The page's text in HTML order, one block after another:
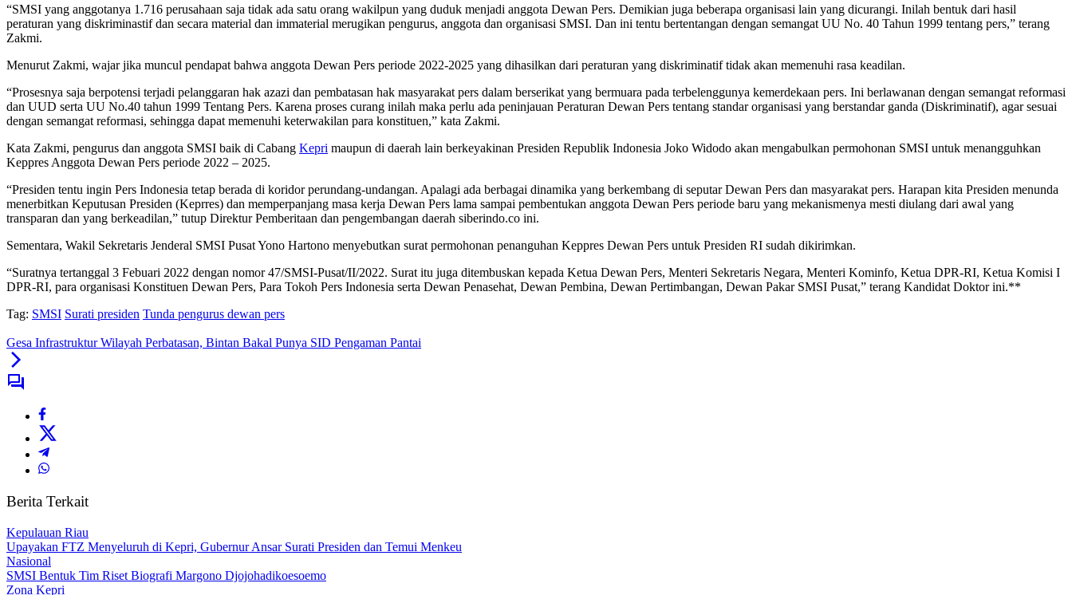
“SMSI yang anggotanya 1.716 perusahaan saja tidak ada satu orang wakilpun yang duduk menjadi anggota Dewan Pers. Demikian juga beberapa organisasi lain yang dicurangi. Inilah bentuk dari hasil
peraturan yang diskriminastif dan secara material dan immaterial merugikan pengurus, anggota dan organisasi SMSI. Dan ini tentu bertentangan dengan semangat UU No. 40 Tahun 1999 tentang pers,” terang
Zakmi.
Menurut Zakmi, wajar jika muncul pendapat bahwa anggota Dewan Pers periode 2022-2025 yang dihasilkan dari peraturan yang diskriminatif tidak akan memenuhi rasa keadilan.
“Prosesnya saja berpotensi terjadi pelanggaran hak azazi dan pembatasan hak masyarakat pers dalam berserikat yang bermuara pada terbelenggunya kemerdekaan pers. Ini berlawanan dengan semangat reformasi
dan UUD serta UU No.40 tahun 1999 Tentang Pers. Karena proses curang inilah maka perlu ada peninjauan Peraturan Dewan Pers tentang standar organisasi yang berstandar ganda (Diskriminatif), agar sesuai
dengan semangat reformasi, sehingga dapat memenuhi keterwakilan para konstituen,” kata Zakmi.
Kata Zakmi, pengurus dan anggota SMSI baik di Cabang Kepri maupun di daerah lain berkeyakinan Presiden Republik Indonesia Joko Widodo akan mengabulkan permohonan SMSI untuk menangguhkan
Keppres Anggota Dewan Pers periode 2022 – 2025.
“Presiden tentu ingin Pers Indonesia tetap berada di koridor perundang-undangan. Apalagi ada berbagai dinamika yang berkembang di seputar Dewan Pers dan masyarakat pers. Harapan kita Presiden menunda
menerbitkan Keputusan Presiden (Keprres) dan memperpanjang masa kerja Dewan Pers lama sampai pembentukan anggota Dewan Pers periode baru yang mekanismenya mesti diulang dari awal yang
transparan dan yang berkeadilan,” tutup Direktur Pemberitaan dan pengembangan daerah siberindo.co ini.
Sementara, Wakil Sekretaris Jenderal SMSI Pusat Yono Hartono menyebutkan surat permohonan penanguhan Keppres Dewan Pers untuk Presiden RI sudah dikirimkan.
“Suratnya tertanggal 3 Febuari 2022 dengan nomor 47/SMSI-Pusat/II/2022. Surat itu juga ditembuskan kepada Ketua Dewan Pers, Menteri Sekretaris Negara, Menteri Kominfo, Ketua DPR-RI, Ketua Komisi I
DPR-RI, para organisasi Konstituen Dewan Pers, Para Tokoh Pers Indonesia serta Dewan Penasehat, Dewan Pembina, Dewan Pertimbangan, Dewan Pakar SMSI Pusat,” terang Kandidat Doktor ini.**
Tag: SMSI Surati presiden Tunda pengurus dewan pers
Gesa Infrastruktur Wilayah Perbatasan, Bintan Bakal Punya SID Pengaman Pantai
Berita Terkait
Kepulauan Riau
Upayakan FTZ Menyeluruh di Kepri, Gubernur Ansar Surati Presiden dan Temui Menkeu
Nasional
SMSI Bentuk Tim Riset Biografi Margono Djojohadikoesoemo
Zona Kepri